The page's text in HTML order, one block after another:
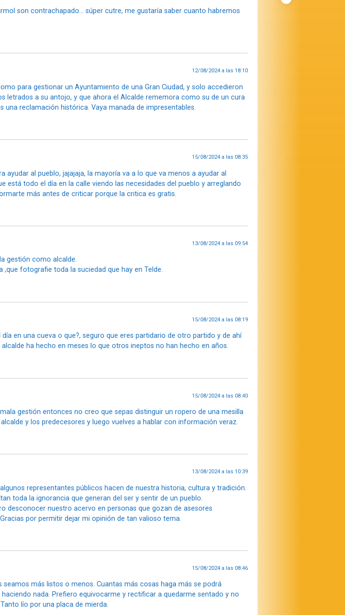
son contrachapado… súper cutre, me gustaría saber cuanto habremos
12/08/2024 a las 18:10
para gestionar un Ayuntamiento de una Gran Ciudad, y solo accedieron
letrados a su antojo, y que ahora el Alcalde rememora como su de un cura
una reclamación histórica. Vaya manada de impresentables.
15/08/2024 a las 08:35
al pueblo, jajajaja, la mayoría va a lo que va menos a ayudar al
está todo el día en la calle viendo las necesidades del pueblo y arreglando
más antes de criticar porque la critica es gratis.
13/08/2024 a las 09:54
gestión como alcalde.
fotografie toda la suciedad que hay en Telde.
15/08/2024 a las 08:19
en una cueva o que?, seguro que eres partidario de otro partido y de ahí
ha hecho en meses lo que otros ineptos no han hecho en años.
15/08/2024 a las 08:40
gestión entonces no creo que sepas distinguir un ropero de una mesilla
y los predecesores y luego vuelves a hablar con información veraz.
13/08/2024 a las 10:39
representantes públicos hacen de nuestra historia, cultura y tradición.
toda la ignorancia que generan del ser y sentir de un pueblo.
desconocer nuestro acervo en personas que gozan de asesores
por permitir dejar mi opinión de tan valioso tema.
15/08/2024 a las 08:46
más listos o menos. Cuantas más cosas haga más se podrá
nada. Prefiero equivocarme y rectificar a quedarme sentado y no
lío por una placa de mierda.